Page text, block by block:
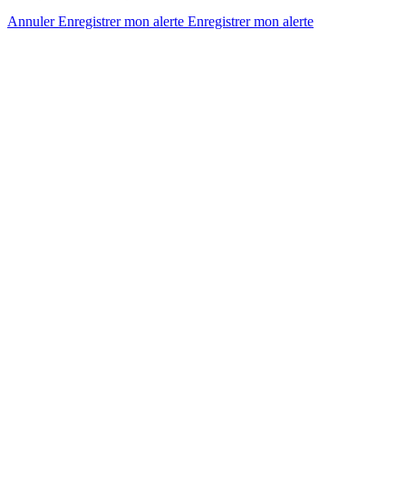
AnnulerEnregistrer mon alerte Enregistrermon alerte